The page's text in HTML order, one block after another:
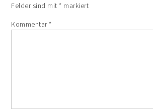
Felder sind mit* markiert
Kommentar*